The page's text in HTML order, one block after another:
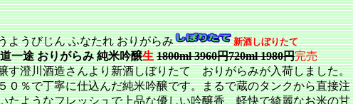
ようびじん ふなたれ おりがらみ 新酒しぼりたて
一途 おりがらみ 純米吟醸生 1800ml 3960円720ml 1980円完売
す澄川酒造さんより新酒しぼりたて おりがらみが入荷しました。
０％で丁寧に仕込んだ純米吟醸です。まるで蔵のタンクから直接注
たようなフレッシュで上品な優しい吟醸香、軽快で綺麗なお米の甘